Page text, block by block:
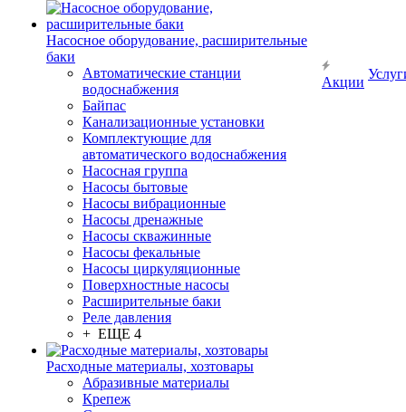
Насосное оборудование, расширительные
баки
Автоматические станции
водоснабжения
Байпас
Канализационные установки
Комплектующие для
автоматического водоснабжения
Насосная группа
Насосы бытовые
Насосы вибрационные
Насосы дренажные
Насосы скважинные
Насосы фекальные
Насосы циркуляционные
Поверхностные насосы
Расширительные баки
Реле давления
+ ЕЩЕ 4
Расходные материалы, хозтовары
Абразивные материалы
Крепеж
Акции